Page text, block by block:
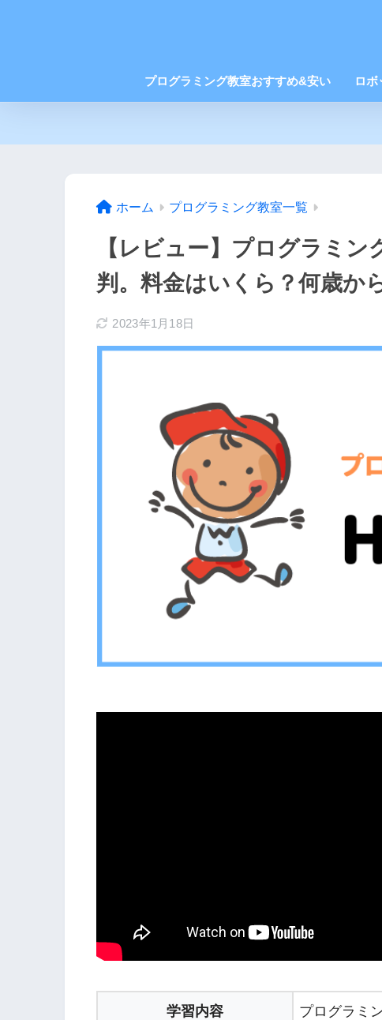
プログラミング教室おすすめ&安い ロ
ホーム プログラミング教室一覧
【レビュー】プログラミ
判。料金はいくら？何歳か
2023年1月18日
学習内容 プログラミ